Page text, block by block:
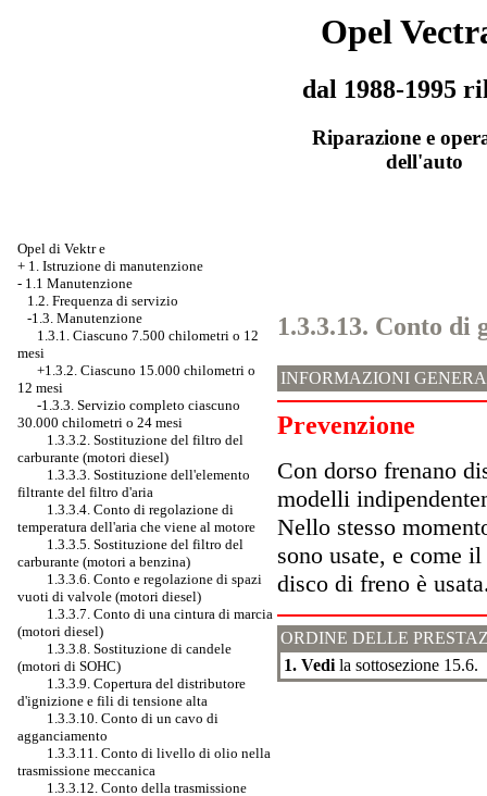
Opel
dal 1988-1995
Riparazione e
dell'auto
Opel di Vektr e
+ 1. Istruzione di manutenzione
- 1.1 Manutenzione
1.2. Frequenza di servizio
-1.3. Manutenzione
1.3.1. Ciascuno 7.500 chilometri o 12
mesi
+1.3.2. Ciascuno 15.000 chilometri o
12 mesi
-1.3.3. Servizio completo ciascuno
30.000 chilometri o 24 mesi
1.3.3.2. Sostituzione del filtro del
carburante (motori diesel)
1.3.3.3. Sostituzione dell'elemento
filtrante del filtro d'aria
1.3.3.4. Conto di regolazione di
temperatura dell'aria che viene al motore
1.3.3.5. Sostituzione del filtro del
carburante (motori a benzina)
1.3.3.6. Conto e regolazione di spazi
vuoti di valvole (motori diesel)
1.3.3.7. Conto di una cintura di marcia
(motori diesel)
1.3.3.8. Sostituzione di candele
(motori di SOHC)
1.3.3.9. Copertura del distributore
d'ignizione e fili di tensione alta
1.3.3.10. Conto di un cavo di
agganciamento
1.3.3.11. Conto di livello di olio nella
trasmissione meccanica
1.3.3.12. Conto della trasmissione
1.3.3.13. Conto di
INFORMAZIONI
Prevenzione
Con dorso frenano
modelli
Nello stesso
sono usate, e come
disco di freno è
ORDINE DELLE
1. Vedi la sottosezione 15.6.